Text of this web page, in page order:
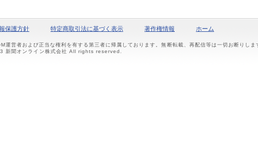
保護方針 特定商取引法に基づく表示 著作権情報 ホーム
営者および正当な権利を有する第三者に帰属しております。無断転載、再配信等は一切お断りしま
新聞オンライン株式会社 All rights reserved.